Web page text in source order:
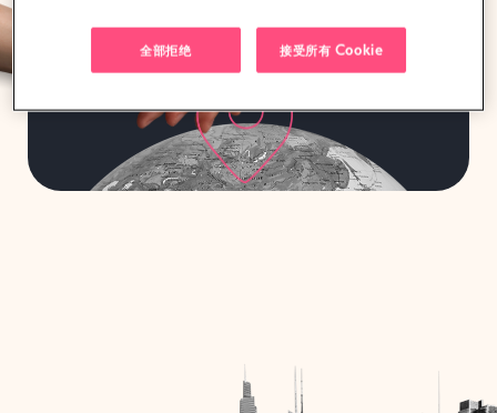
全部拒绝 接受所有 Cookie